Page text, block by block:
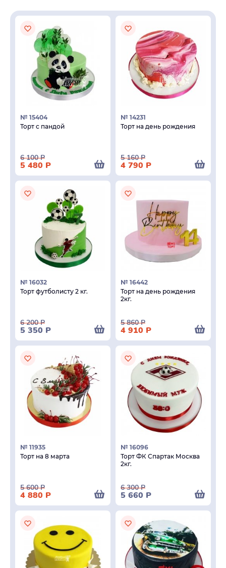
№ 15404
Торт с пандой
6 100Р
5 480 Р
№ 14231
Торт на день рождения
5 160Р
4 790 Р
№ 16032
Торт футболисту 2 кг.
6 200Р
5 350 Р
№ 16442
Торт на день рождения
2кг.
5 860Р
4 910 Р
№ 11935
Торт на 8 марта
5 600Р
4 880 Р
№ 16096
Торт ФК Спартак Москва
2кг.
6 300Р
5 660 Р